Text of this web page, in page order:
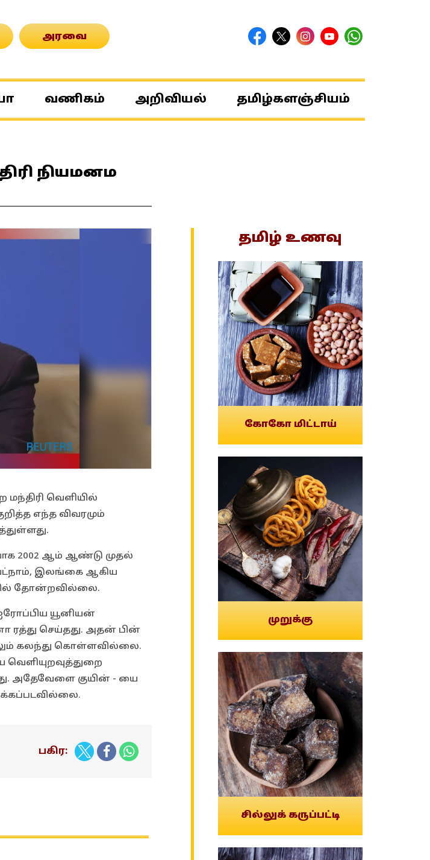
அரவை
வணிகம் அறிவியல் தமிழ்களஞ்சியம்
நியமனம
மந்திரி வெளியில்
எந்த விவரமும்
2002 ஆம் ஆண்டு முதல்
இலங்கை ஆகிய
தோன்றவில்லை.
யூனியன்
ரத்து செய்தது. அதன் பின்
கலந்து கொள்ளவில்லை.
அதேவேளை குயின் - யை
பகிர:
தமிழ் உணவு
கோகோ மிட்டாய்
முறுக்கு
சில்லுக் கருப்பட்டி